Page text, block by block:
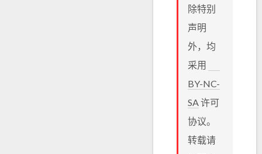
除特别
声明
外，均
采用
BY-NC-
SA许可
协议。
转载请